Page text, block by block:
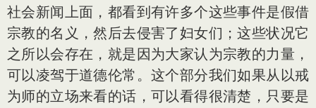
社会新闻上面，都看到有许多个这些事件是假借
宗教的名义，然后去侵害了妇女们；这些状况它
之所以会存在，就是因为大家认为宗教的力量，
可以凌驾于道德伦常。这个部分我们如果从以戒
为师的立场来看的话，可以看得很清楚，只要是